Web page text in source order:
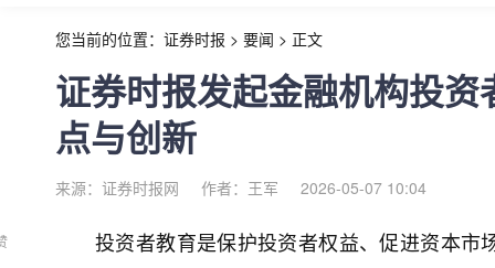
您当前的位置： 证券时报 > 要闻 > 正文
证券时报发起金融机构投
点与创新
来源：证券时报网 作者：王军 2026-05-07 10:04
投资者教育是保护投资者权益、促进资本